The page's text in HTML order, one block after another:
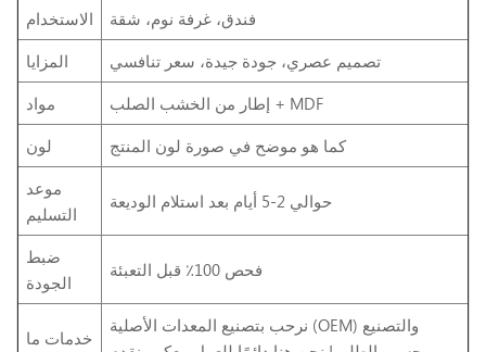
الاستخدام
فندق، غرفة نوم، شقة
المزايا
تصميم عصري، جودة جيدة، سعر تنافسي
مواد
إطار من الخشب الصلب + MDF
لون
كما هو موضح في صورة لون المنتج
موعد
التسليم
حوالي 2-5 أيام بعد استلام الوديعة
ضبط
الجودة
فحص 100٪ قبل التعبئة
خدمات ما
نرحب بتصنيع المعدات الأصلية (OEM) والتصنيع